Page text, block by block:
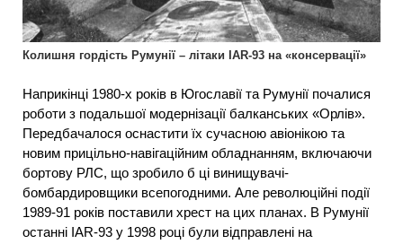
Колишня гордість Румунії – літаки IAR-93 на «консервації»
Наприкінці 1980-х років в Югославії та Румунії почалися
роботи з подальшої модернізації балканських «Орлів».
Передбачалося оснастити їх сучасною авіонікою та
новим прицільно-навігаційним обладнанням, включаючи
бортову РЛС, що зробило б ці винищувачі-
бомбардировщики всепогодними. Але революційні події
1989-91 років поставили хрест на цих планах. В Румунії
останні IAR-93 у 1998 році були відправлені на